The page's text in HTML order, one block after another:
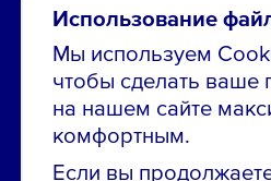
Использование
Мы используем
чтобы сделать ваше
на нашем сайте
комфортным.
Если вы
Остались вопросы по
Звони в контакт-центр:
8 800 700-19-43